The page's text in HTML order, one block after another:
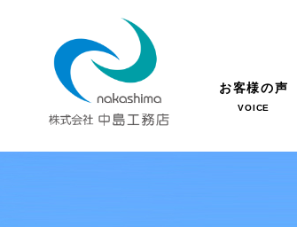
お客様の声
VOICE